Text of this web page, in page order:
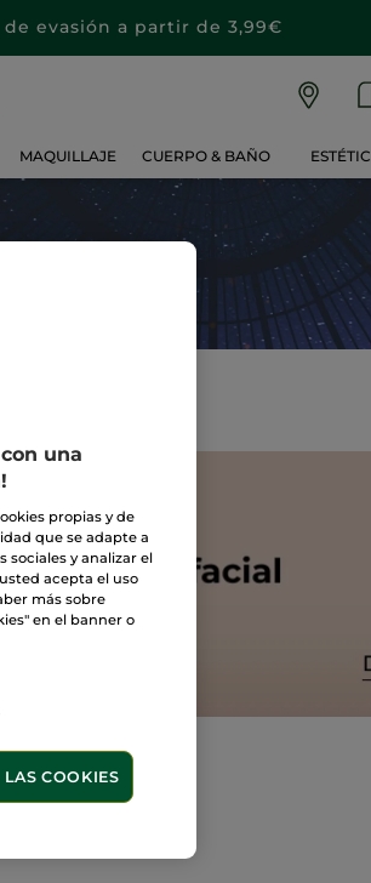
de evasión a partir de 3,99€
MAQUILLAJE CUERPO & BAÑO
una
propias y de
que se adapte a
sociales y analizar el
acepta el uso
más sobre
en el banner o
COOKIES